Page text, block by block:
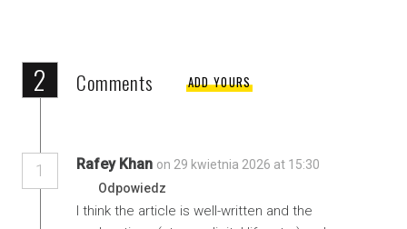
2 Comments ADD YOURS
1 Rafey Khan on 29 kwietnia 2026 at 15:30
Odpowiedz
I think the article is well-written and the